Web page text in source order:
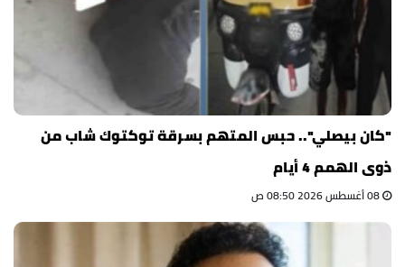
"كان بيصلي".. حبس المتهم بسرقة توكتوك شاب من
ذوى الهمم 4 أيام